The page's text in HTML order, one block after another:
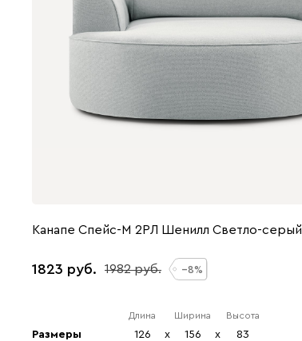
Канапе Спейс-М 2РЛ Шенилл Светло-серый
1823 1982 8
Размеры
Длина
126 x
Ширина
156 x
Высота
83